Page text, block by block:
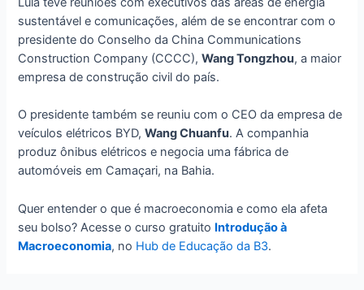
sustentável e comunicações, além de se encontrar com o
presidente do Conselho da China Communications
Construction Company (CCCC),Wang Tongzhou, a maior
empresa de construção civil do país.
O presidente também se reuniu com o CEO da empresa de
veículos elétricos BYD,Wang Chuanfu. A companhia
produz ônibus elétricos e negocia uma fábrica de
automóveis em Camaçari, na Bahia.
Quer entender o que é macroeconomia e como ela afeta
seu bolso? Acesse o curso gratuito Introdução à
Macroeconomia, no Hub de Educação da B3.